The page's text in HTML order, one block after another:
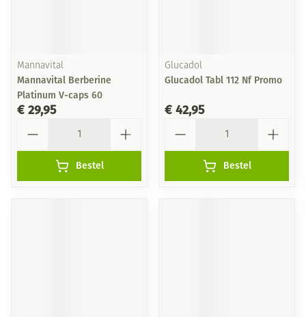
Mannavital
Mannavital Berberine
Platinum V-caps 60
€ 29,95
Bestel
Glucadol
Glucadol Tabl 112 Nf Promo
€ 42,95
Bestel